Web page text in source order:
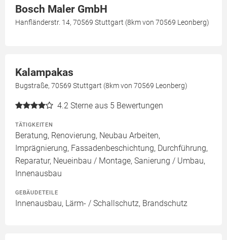
Bosch Maler GmbH
Hanfländerstr. 14, 70569 Stuttgart (8km von 70569 Leonberg)
Kalampakas
Bugstraße, 70569 Stuttgart (8km von 70569 Leonberg)
4.2 Sterne aus 5 Bewertungen
TÄTIGKEITEN
Beratung, Renovierung, Neubau Arbeiten,
Imprägnierung, Fassadenbeschichtung, Durchführung,
Reparatur, Neueinbau / Montage, Sanierung / Umbau,
Innenausbau
GEBÄUDETEILE
Innenausbau, Lärm- / Schallschutz, Brandschutz